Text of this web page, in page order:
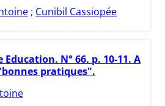
; Cunibil Cassiopée
Education. N° 66. p. 10-11. A
pratiques".